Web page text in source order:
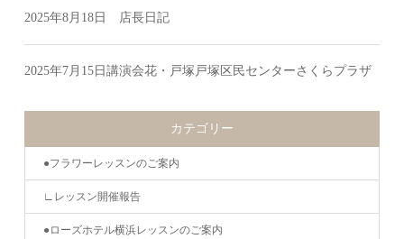
2025年8月18日 店長日記
2025年7月15日講演会花・戸塚戸塚区民センターさくらプラザ
カテゴリー
●フラワーレッスンのご案内
∟レッスン開催報告
●ローズホテル横浜レッスンのご案内